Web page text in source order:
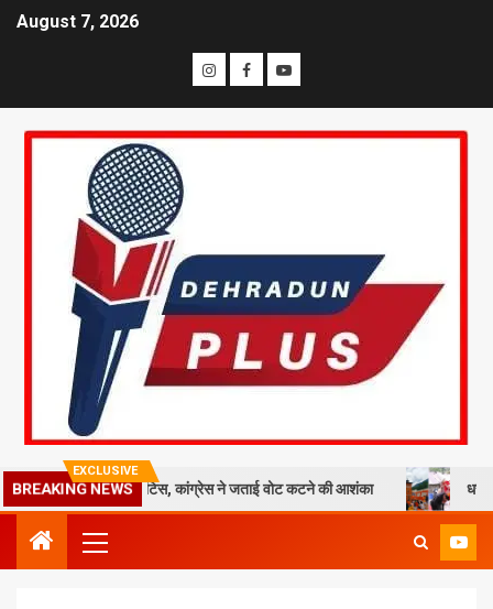
August 7, 2026
EXCLUSIVE
BREAKING NEWS
को नोटिस, कांग्रेस ने जताई वोट कटने की आशंका धराली आपदा की